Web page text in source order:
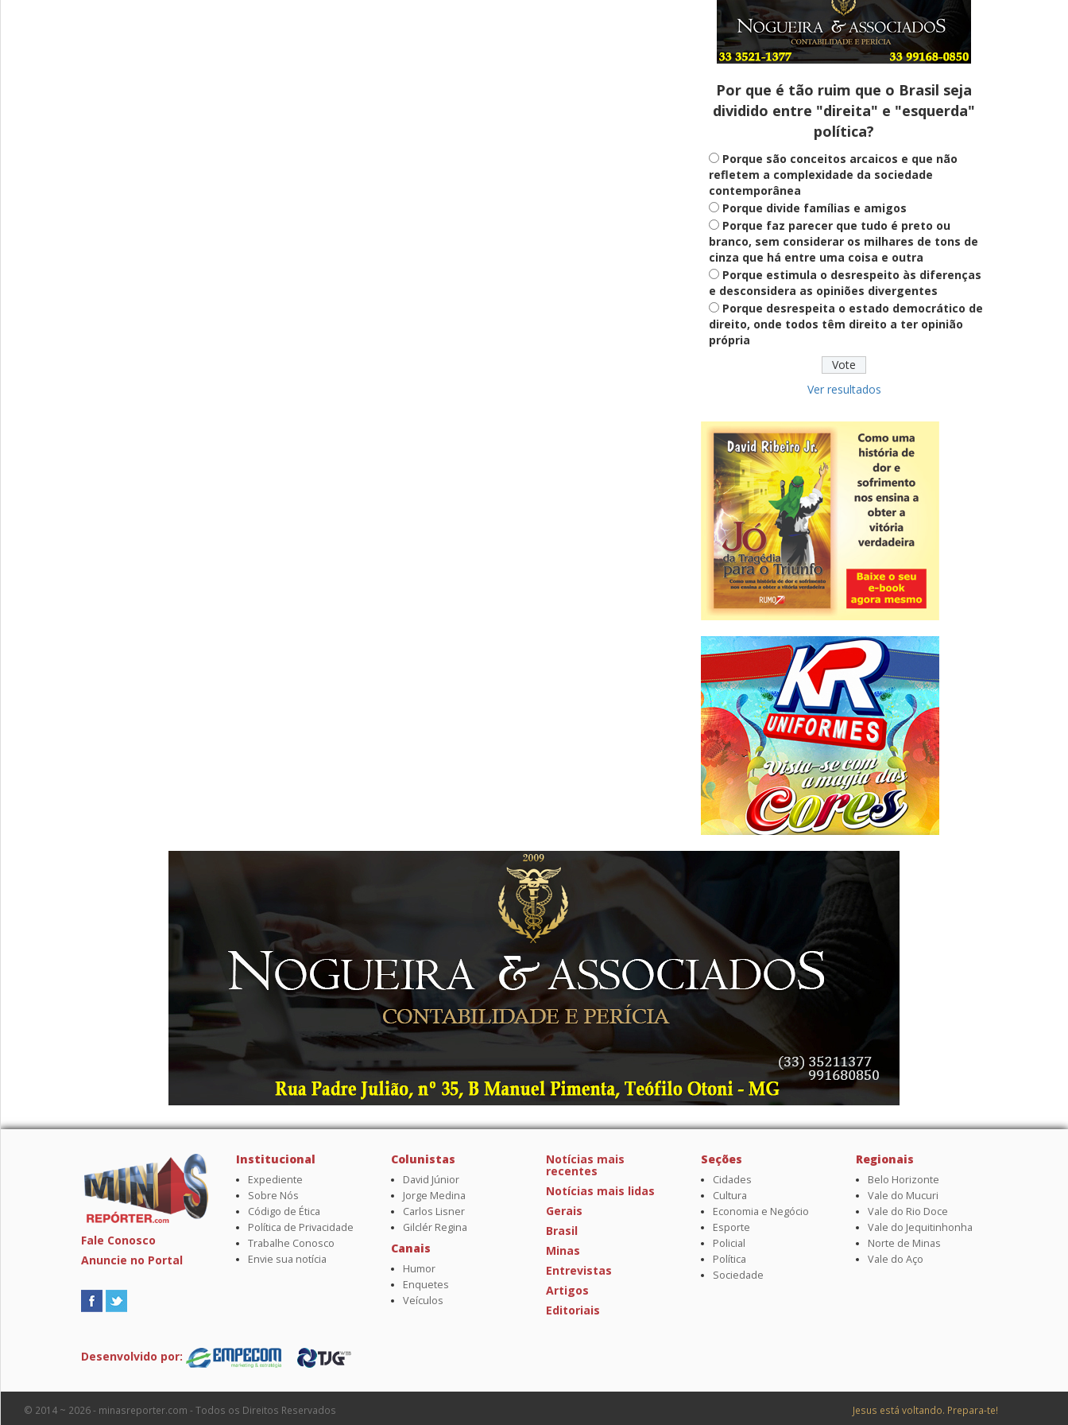
Entenda
Pix Pensão Alimentícia: entenda
o que é e como solicitar
Saúde Mental
Plataforma oferece escuta em
saúde mental para jovens no SUS
Digital
Definido
PT lança Patrus Ananias como
candidato ao governo de Minas
Gerais
Educação
Fies: pré-selecionados têm até
terça para complementar
CNPJ alfanumérico começa a ser
emitido nesta sexta
ver todas »
Por que é tão ruim que o Brasil seja
dividido entre "direita" e "esquerda"
política?
Porque são conceitos arcaicos e que não
refletem a complexidade da sociedade
contemporânea
Porque divide famílias e amigos
Porque faz parecer que tudo é preto ou
branco, sem considerar os milhares de tons de
cinza que há entre uma coisa e outra
Porque estimula o desrespeito às diferenças
e desconsidera as opiniões divergentes
Porque desrespeita o estado democrático de
direito, onde todos têm direito a ter opinião
própria
Ver resultados
Fale Conosco
Anuncie no Portal
Institucional
Expediente
Sobre Nós
Código de Ética
Política de Privacidade
Trabalhe Conosco
Envie sua notícia
Colunistas
David Júnior
Jorge Medina
Carlos Lisner
Gilclér Regina
Canais
Humor
Enquetes
Veículos
Notícias mais
recentes
Notícias mais lidas
Gerais
Brasil
Minas
Entrevistas
Artigos
Editoriais
Seções
Cidades
Cultura
Economia e Negócio
Esporte
Policial
Política
Sociedade
Regionais
Belo Horizonte
Vale do Mucuri
Vale do Rio Doce
Vale do Jequitinhonha
Norte de Minas
Vale do Aço
Desenvolvido por:
© 2014 ~ 2026 - minasreporter.com - Todos os Direitos Reservados Jesus está voltando. Prepara-te!